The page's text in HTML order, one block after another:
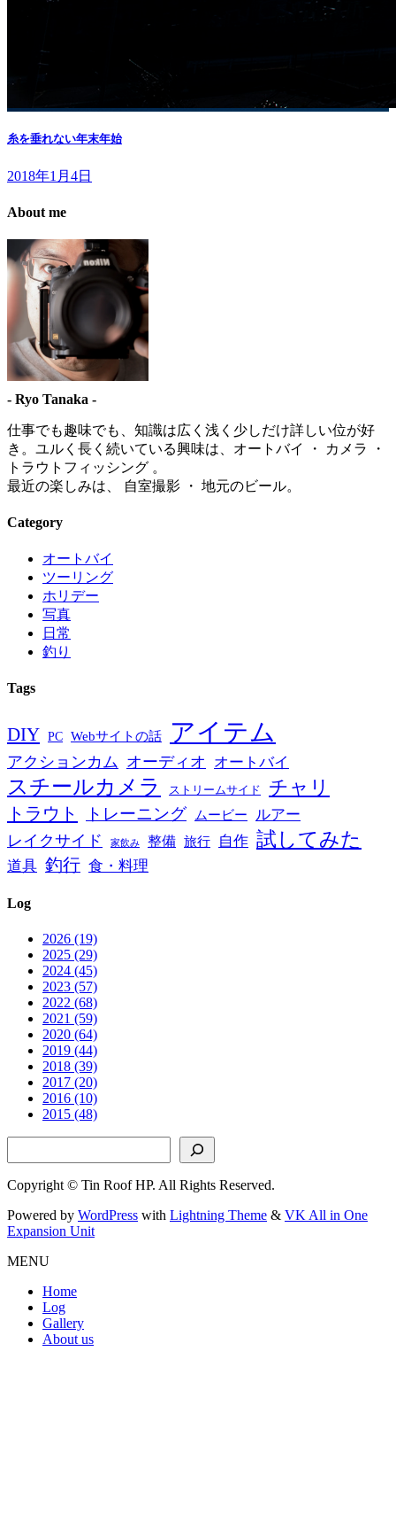
糸を垂れない年末年始
2018年1月4日
About me
- Ryo Tanaka -
仕事でも趣味でも、知識は広く浅く少しだけ詳しい位が好
き。ユルく長く続いている興味は、オートバイ ・ カメラ ・
トラウトフィッシング 。
最近の楽しみは、 自室撮影 ・ 地元のビール。
Category
オートバイ
ツーリング
ホリデー
写真
日常
釣り
Tags
DIY PC Webサイトの話 アイテム
アクションカム オーディオ オートバイ
スチールカメラ ストリームサイド チャリ
トラウト トレーニング ムービー
ルアー
レイクサイド
家飲み 整備 旅行 自作 試してみた
道具 釣行 食・料理
Log
2026 (19)
2025 (29)
2024 (45)
2023 (57)
2022 (68)
2021 (59)
2020 (64)
2019 (44)
2018 (39)
2017 (20)
2016 (10)
2015 (48)
Copyright © Tin Roof HP. All Rights Reserved.
Powered by WordPress with Lightning Theme & VK All in One
Expansion Unit
MENU
Home
Log
Gallery
About us